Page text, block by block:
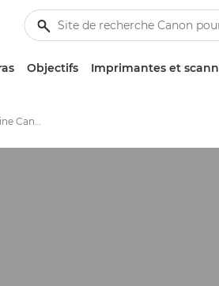
Objectifs Imprimantes et
Consommables d'origine Canon